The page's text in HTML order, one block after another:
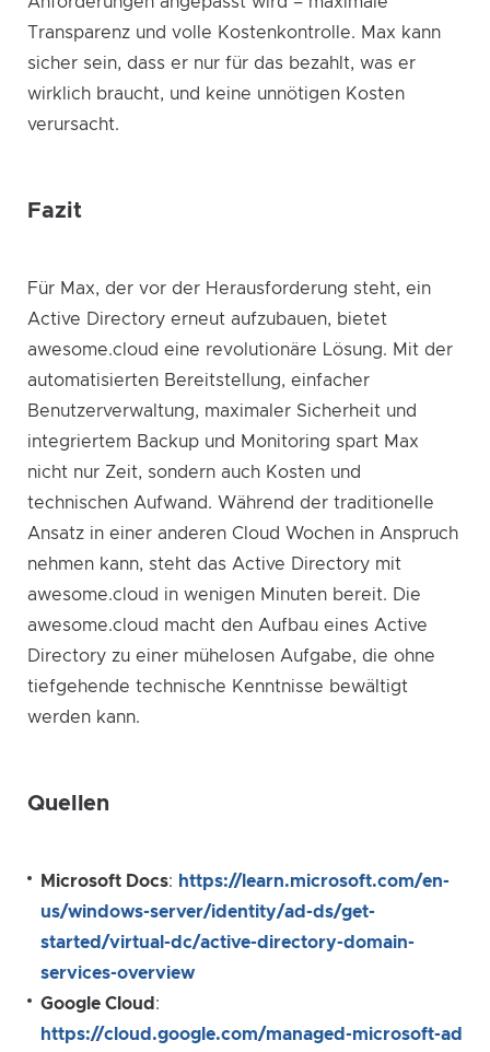
Transparenz und volle Kostenkontrolle. Max kann
sicher sein, dass er nur für das bezahlt, was er
wirklich braucht, und keine unnötigen Kosten
verursacht.
Fazit
Für Max, der vor der Herausforderung steht, ein
Active Directory erneut aufzubauen, bietet
awesome.cloud eine revolutionäre Lösung. Mit der
automatisierten Bereitstellung, einfacher
Benutzerverwaltung, maximaler Sicherheit und
integriertem Backup und Monitoring spart Max
nicht nur Zeit, sondern auch Kosten und
technischen Aufwand. Während der traditionelle
Ansatz in einer anderen Cloud Wochen in Anspruch
nehmen kann, steht das Active Directory mit
awesome.cloud in wenigen Minuten bereit. Die
awesome.cloud macht den Aufbau eines Active
Directory zu einer mühelosen Aufgabe, die ohne
tiefgehende technische Kenntnisse bewältigt
werden kann.
Quellen
Microsoft Docs: https://learn.microsoft.com/en-
us/windows-server/identity/ad-ds/get-
started/virtual-dc/active-directory-domain-
services-overview
Google Cloud :
https://cloud.google.com/managed-microsoft-ad